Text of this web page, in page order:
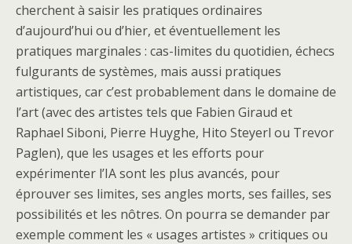
cherchent à saisir les pratiques ordinaires
d’aujourd’hui ou d’hier, et éventuellement les
pratiques marginales : cas-limites du quotidien, échecs
fulgurants de systèmes, mais aussi pratiques
artistiques, car c’est probablement dans le domaine de
l’art (avec des artistes tels que Fabien Giraud et
Raphael Siboni, Pierre Huyghe, Hito Steyerl ou Trevor
Paglen), que les usages et les efforts pour
expérimenter l’IA sont les plus avancés, pour
éprouver ses limites, ses angles morts, ses failles, ses
possibilités et les nôtres. On pourra se demander par
exemple comment les « usages artistes » critiques ou